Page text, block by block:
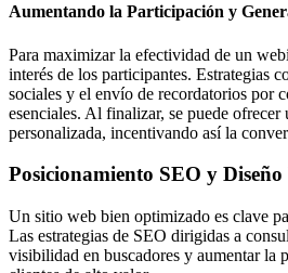
Aumentando la Participación y
Para maximizar la efectividad de un
interés de los participantes. Estrategias
sociales y el envío de recordatorios por
esenciales. Al finalizar, se puede ofrecer
personalizada, incentivando así la
Posicionamiento SEO y Diseño
Un sitio web bien optimizado es clave
Las estrategias de SEO dirigidas a
visibilidad en buscadores y aumentar la